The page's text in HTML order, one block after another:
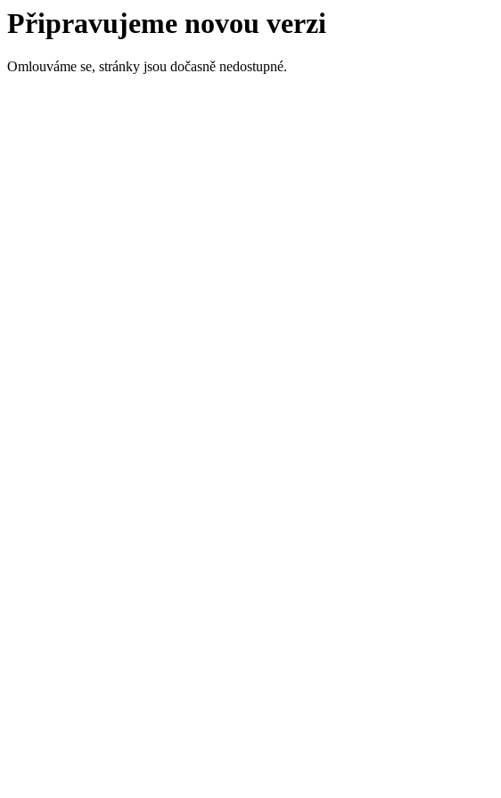
Připravujeme novou verzi
Omlouváme se, stránky jsou dočasně nedostupné.